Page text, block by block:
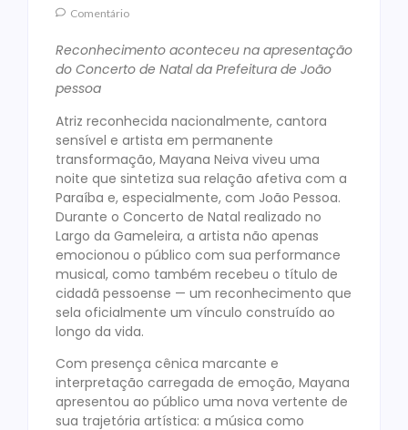
Comentário
Reconhecimento aconteceu na apresentação
do Concerto de Natal da Prefeitura de João
pessoa
Atriz reconhecida nacionalmente, cantora
sensível e artista em permanente
transformação, Mayana Neiva viveu uma
noite que sintetiza sua relação afetiva com a
Paraíba e, especialmente, com João Pessoa.
Durante o Concerto de Natal realizado no
Largo da Gameleira, a artista não apenas
emocionou o público com sua performance
musical, como também recebeu o título de
cidadã pessoense — um reconhecimento que
sela oficialmente um vínculo construído ao
longo da vida.
Com presença cênica marcante e
interpretação carregada de emoção, Mayana
apresentou ao público uma nova vertente de
sua trajetória artística: a música como